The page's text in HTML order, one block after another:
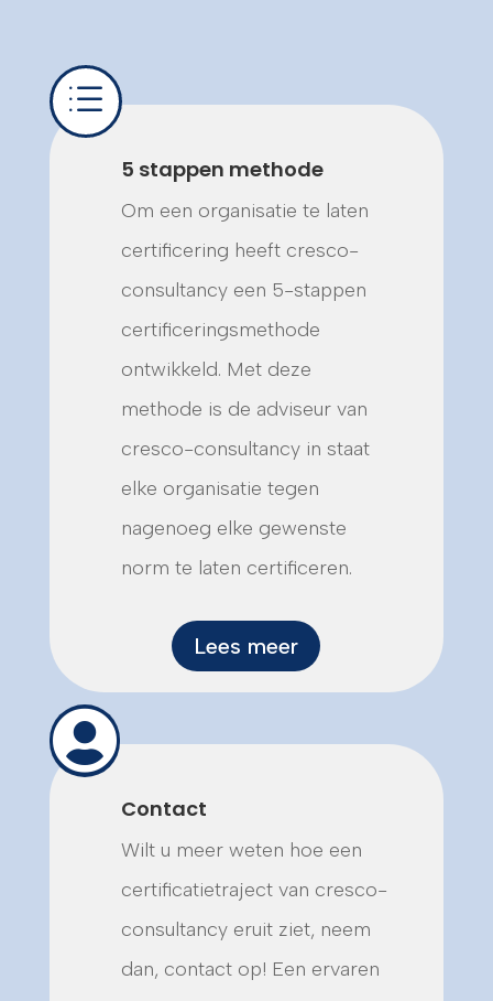
d
5 stappen methode
Om een organisatie te laten
certificering heeft cresco-
consultancy een 5-stappen
certificeringsmethode
ontwikkeld. Met deze
methode is de adviseur van
cresco-consultancy in staat
elke organisatie tegen
nagenoeg elke gewenste
norm te laten certificeren.
Lees meer

Contact
Wilt u meer weten hoe een
certificatietraject van cresco-
consultancy eruit ziet, neem
dan, contact op! Een ervaren